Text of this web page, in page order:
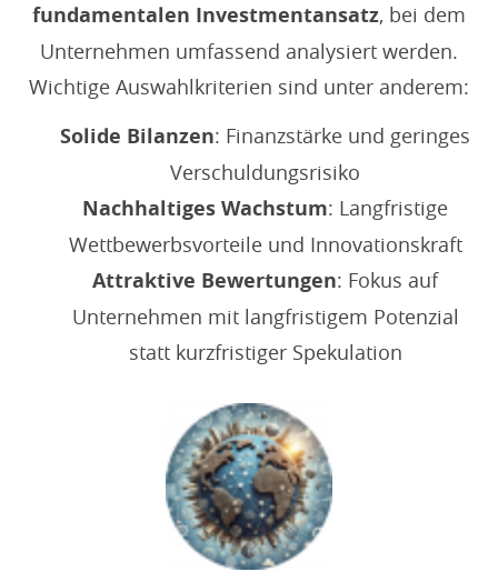
fundamentalen Investmentansatz, bei dem
Unternehmen umfassend analysiert werden.
Wichtige Auswahlkriterien sind unter anderem:
Solide Bilanzen: Finanzstärke und geringes
Verschuldungsrisiko
Nachhaltiges Wachstum: Langfristige
Wettbewerbsvorteile und Innovationskraft
Attraktive Bewertungen: Fokus auf
Unternehmen mit langfristigem Potenzial
statt kurzfristiger Spekulation